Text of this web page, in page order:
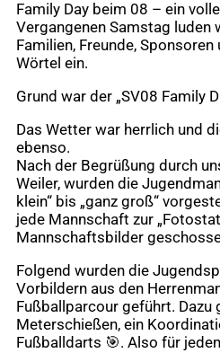
Family Day beim 08 – ein
Vergangenen Samstag luden
Familien, Freunde,
Wörtel ein.
Grund war der „SV08 Family
Das Wetter war herrlich und
ebenso.
Nach der Begrüßung durch
Weiler, wurden die
klein“ bis „ganz groß“
jede Mannschaft zur
Mannschaftsbilder
Folgend wurden die
Vorbildern aus den
Fußballparcour geführt. Dazu
Meterschießen, ein
Fußballdarts 🎯. Also für